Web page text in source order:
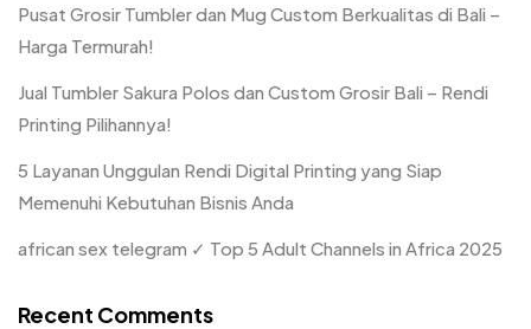
Pusat Grosir Tumbler dan Mug Custom Berkualitas di Bali –
Harga Termurah!
Jual Tumbler Sakura Polos dan Custom Grosir Bali – Rendi
Printing Pilihannya!
5 Layanan Unggulan Rendi Digital Printing yang Siap
Memenuhi Kebutuhan Bisnis Anda
african sex telegram ✓ Top 5 Adult Channels in Africa 2025
Recent Comments